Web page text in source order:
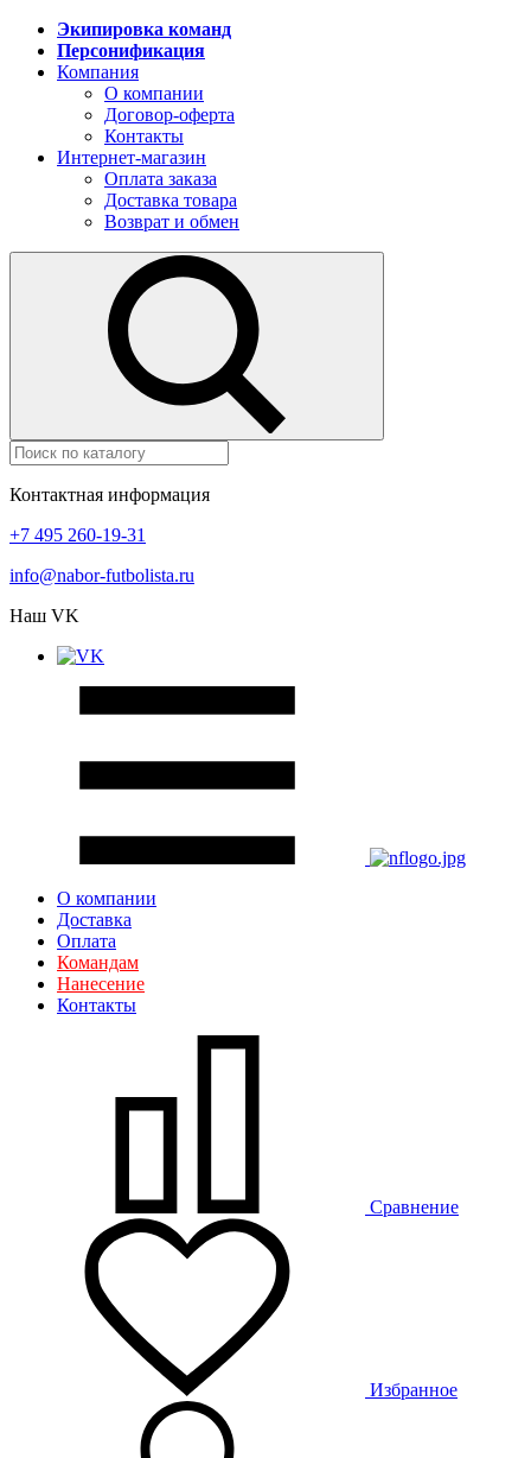
Экипировка команд
Персонификация
Компания
О компании
Договор-оферта
Контакты
Интернет-магазин
Оплата заказа
Доставка товара
Возврат и обмен
Контактная информация
+7 495 260-19-31
info@nabor-futbolista.ru
Наш VK
О компании
Доставка
Оплата
Командам
Нанесение
Контакты
Сравнение
Избранное